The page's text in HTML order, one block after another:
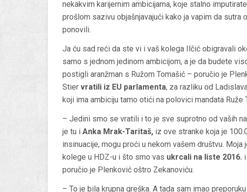
nekakvim karijernim ambicijama, koje stalno
prošlom sazivu objašnjavajući kako ja vapim da sutra
ponovili.
Ja ću sad reći da ste vi i vaš kolega Ilčić obigravali
samo s jednom jedinom ambicijom, a je da budete
postigli aranžman s Ružom Tomašić – poručio je
Stier vratili iz EU parlamenta, za razliku od
koji ima ambiciju tamo otići na polovici mandata Ruže
– Jedini smo se vratili i to je sve suprotno od vaših
je tu i Anka Mrak-Taritaš, iz ove stranke koja je
insinuacije, mogu proći u nekom vašem društvu.
kolege u HDZ-u i što smo vas ukrcali na liste 2016.
poručio je Plenković oštro Zekanoviću.
– To je bila krupna greška. A tada sam imao